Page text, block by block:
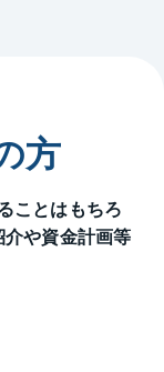
方
ことはもちろ
や資金計画等